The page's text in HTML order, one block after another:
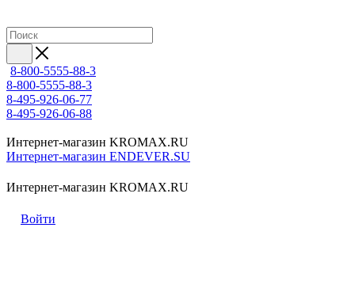
8-800-5555-88-3
8-800-5555-88-3
8-495-926-06-77
8-495-926-06-88
Интернет-магазин KROMAX.RU
Интернет-магазин ENDEVER.SU
Интернет-магазин KROMAX.RU
Войти